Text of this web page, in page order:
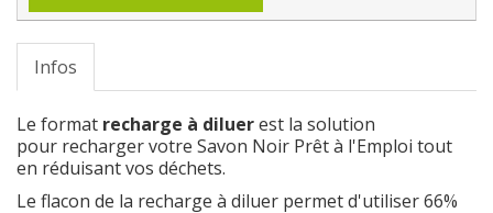
Infos
Le format recharge à diluerest la solution
pour recharger votre Savon Noir Prêt à l'Emploi tout
en réduisant vos déchets.
Le flacon de la recharge à diluer permet d'utiliser 66%